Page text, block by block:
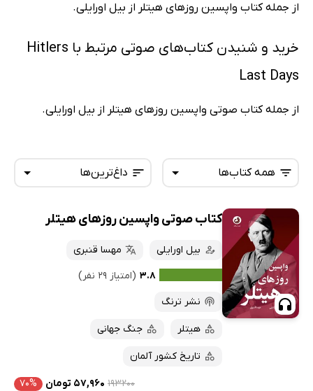
از جمله کتاب واپسین روزهای هیتلر از بیل اورایلی.
خرید و شنیدن کتاب‌های صوتی مرتبط با Hitlers
Last Days
از جمله کتاب صوتی واپسین روزهای هیتلر از بیل اورایلی.
داغ‌ترین‌ها
تازه‌ها
داغ‌ترین‌ها
پرفروش‌ها
ارزان ترین‌ها
همه کتاب‌ها
همه کتاب‌ها
کتاب‌های صوتی
کتاب‌های متنی
کتاب صوتی واپسین روزهای هیتلر
بیل اورایلی
مهسا قنبری
۳.۸ (امتیاز ۲۹ نفر)
نشر ترنگ
هیتلر جنگ جهانی
تاریخ کشور آلمان
۱۹۳۲۰۰ ۵۷,۹۶۰ تومان ۷۰%